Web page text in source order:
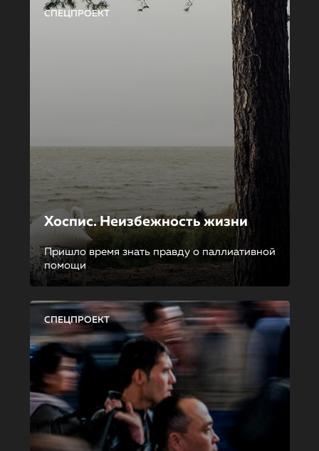
СПЕЦПРОЕКТ
Хоспис. Неизбежность жизни
Пришло время знать правду о паллиативной
помощи
СПЕЦПРОЕКТ